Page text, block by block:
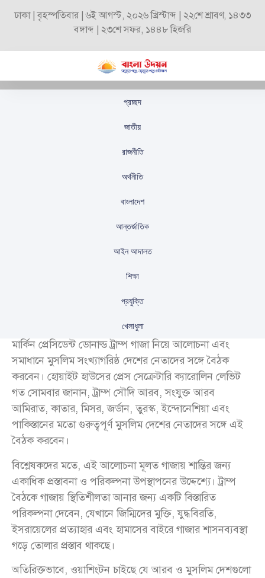
ঢাকা | বৃহস্পতিবার | ৬ই আগস্ট, ২০২৬ খ্রিস্টাব্দ | ২২শে শ্রাবণ, ১৪৩৩
বঙ্গাব্দ | ২৩শে সফর, ১৪৪৮ হিজরি
প্রচ্ছদ
জাতীয়
রাজনীতি
অর্থনীতি
বাংলাদেশ
আন্তর্জাতিক
আইন আদালত
শিক্ষা
প্রযুক্তি
খেলাধুলা
ট্রাম্পের মুসলিম নেতাদের
সঙ্গে গাজা নিয়ে আলোচনা
ও বৈঠক পরিকল্পনা
প্রকাশিতঃসেপ্টেম্বর ২৪, ২০২৫
মার্কিন প্রেসিডেন্ট ডোনাল্ড ট্রাম্প গাজা নিয়ে আলোচনা এবং
সমাধানে মুসলিম সংখ্যাগরিষ্ঠ দেশের নেতাদের সঙ্গে বৈঠক
করবেন। হোয়াইট হাউসের প্রেস সেক্রেটারি ক্যারোলিন লেভিট
গত সোমবার জানান, ট্রাম্প সৌদি আরব, সংযুক্ত আরব
আমিরাত, কাতার, মিসর, জর্ডান, তুরস্ক, ইন্দোনেশিয়া এবং
পাকিস্তানের মতো গুরুত্বপূর্ণ মুসলিম দেশের নেতাদের সঙ্গে এই
বৈঠক করবেন।
বিশ্লেষকদের মতে, এই আলোচনা মূলত গাজায় শান্তির জন্য
একাধিক প্রস্তাবনা ও পরিকল্পনা উপস্থাপনের উদ্দেশ্যে। ট্রাম্প
বৈঠকে গাজায় স্থিতিশীলতা আনার জন্য একটি বিস্তারিত
পরিকল্পনা দেবেন, যেখানে জিম্মিদের মুক্তি, যুদ্ধবিরতি,
ইসরায়েলের প্রত্যাহার এবং হামাসের বাইরে গাজার শাসনব্যবস্থা
গড়ে তোলার প্রস্তাব থাকছে।
অতিরিক্তভাবে, ওয়াশিংটন চাইছে যে আরব ও মুসলিম দেশগুলো